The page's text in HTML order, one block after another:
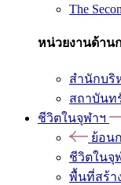
The
หน่วยงานด้าน
สำนักบริ
สถาบันท
ชีวิตในจุฬาฯ
ย้อน
ชีวิตในจุ
พื้นที่สร้า